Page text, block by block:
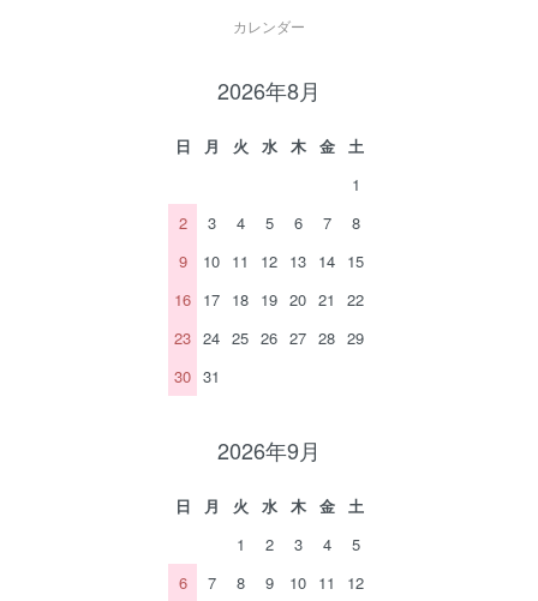
カレンダー
2026年8月
日 月 火 水 木 金
土
1
2
3 4 5 6 7
8
9
10 11 12 13 14 15
16 17 18 19 20 21
22
23 24 25 26 27 28 29
30 31
2026年9月
日 月 火 水 木 金
土
1
2 3 4
5
6
7 8 9 10 11
12